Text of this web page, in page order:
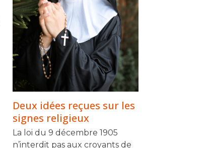
Deux idées reçues sur les
signes religieux
La loi du 9 décembre 1905
n’interdit pas aux croyants de